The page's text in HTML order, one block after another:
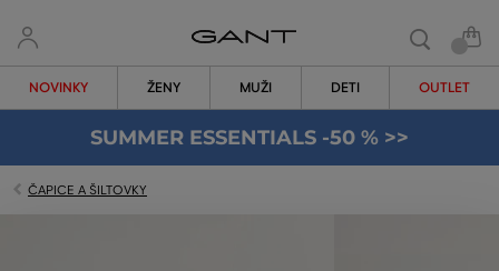
NOVINKY ŽENY MUŽI DETI OUTLET
SUMMER ESSENTIALS -50 % >>
ČAPICE A ŠILTOVKY